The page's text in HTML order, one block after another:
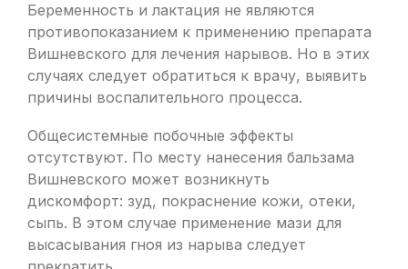
Беременность и лактация не являются
противопоказанием к применению препарата
Вишневского для лечения нарывов. Но в этих
случаях следует обратиться к врачу, выявить
причины воспалительного процесса.
Общесистемные побочные эффекты
отсутствуют. По месту нанесения бальзама
Вишневского может возникнуть
дискомфорт: зуд, покраснение кожи, отеки,
сыпь. В этом случае применение мази для
высасывания гноя из нарыва следует